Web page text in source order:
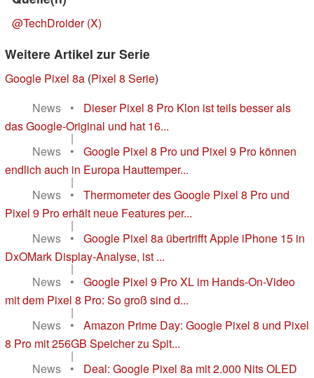
@TechDroider (X)
Weitere Artikel zur Serie
Google Pixel 8a (Pixel 8 Serie)
News
•
Dieser Pixel 8 Pro Klon ist teils besser als
das Google-Original und hat 16...
|
News
•
Google Pixel 8 Pro und Pixel 9 Pro können
endlich auch in Europa Hauttemper...
|
News
•
Thermometer des Google Pixel 8 Pro und
Pixel 9 Pro erhält neue Features per...
|
News
•
Google Pixel 8a übertrifft Apple iPhone 15 in
DxOMark Display-Analyse, ist ...
|
News
•
Google Pixel 9 Pro XL im Hands-On-Video
mit dem Pixel 8 Pro: So groß sind d...
|
News
•
Amazon Prime Day: Google Pixel 8 und Pixel
8 Pro mit 256GB Speicher zu Spit...
|
News
•
Deal: Google Pixel 8a mit 2.000 Nits OLED